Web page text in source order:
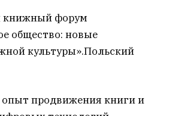
книжный форум
общество: новые
культуры».Польский
продвижения книги и